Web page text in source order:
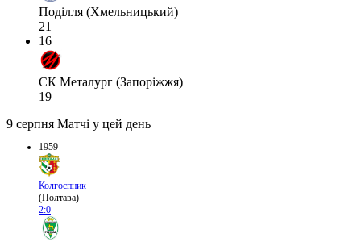
Поділля (Хмельницький)
21
16
СК Металург (Запоріжжя)
19
9 серпня Матчі у цей день
1959
Колгоспник
(Полтава)
2:0